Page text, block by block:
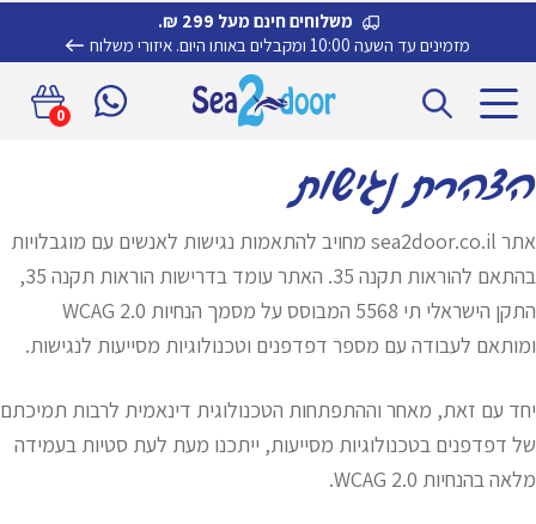
משלוחים חינם מעל 299 ₪.
מזמינים עד השעה 10:00 ומקבלים באותו היום.
איזורי משלוח
דלג
לניווט
לדלג
לתוכן
0
הצהרת נגישות
אתר sea2door.co.il מחויב להתאמות נגישות לאנשים עם מוגבלויות
בהתאם להוראות תקנה 35. האתר עומד בדרישות הוראות תקנה 35,
התקן הישראלי תי 5568 המבוסס על מסמך הנחיות WCAG 2.0
ומותאם לעבודה עם מספר דפדפנים וטכנולוגיות מסייעות לנגישות.
יחד עם זאת, מאחר וההתפתחות הטכנולוגית דינאמית לרבות תמיכתם
של דפדפנים בטכנולוגיות מסייעות, ייתכנו מעת לעת סטיות בעמידה
מלאה בהנחיות WCAG 2.0.